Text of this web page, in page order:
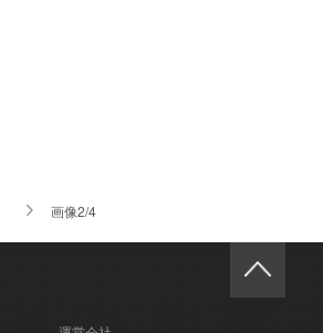
画像2/4